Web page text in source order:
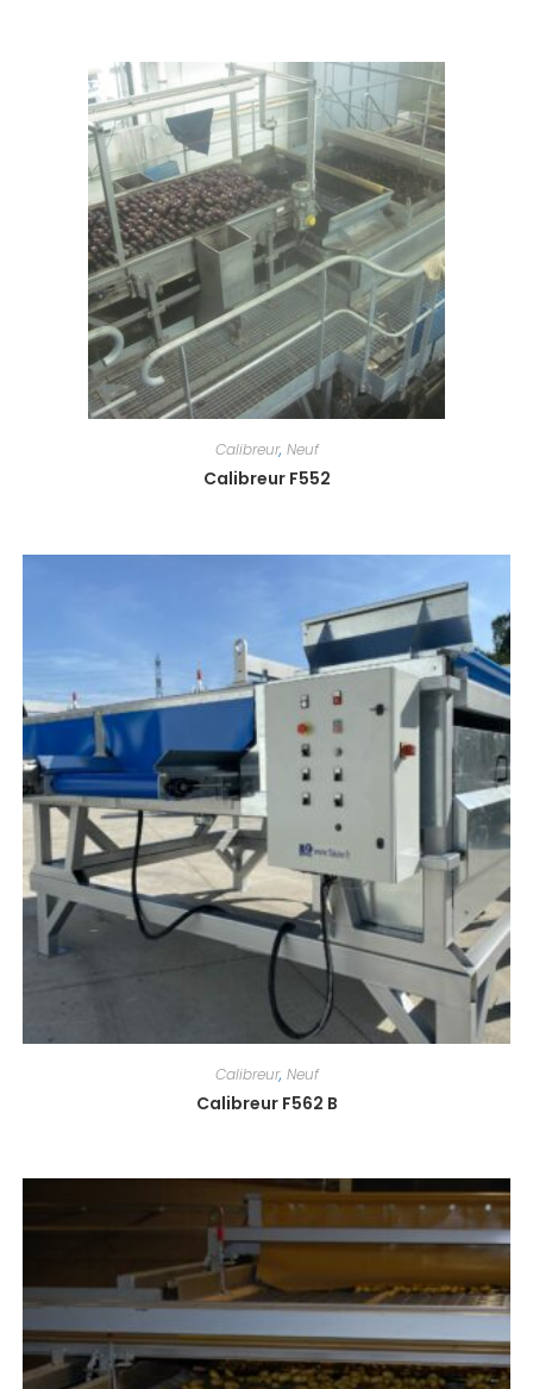
Calibreur, Neuf
Calibreur F552
Calibreur, Neuf
Calibreur F562 B